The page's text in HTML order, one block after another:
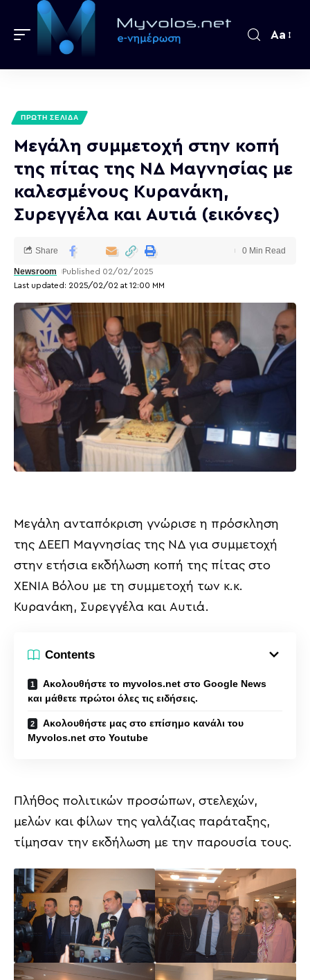
Aa
ΠΡΩΤΗ ΣΕΛΙΔΑ
Μεγάλη συμμετοχή στην κοπή
της πίτας της ΝΔ Μαγνησίας με
καλεσμένους Κυρανάκη,
Συρεγγέλα και Αυτιά (εικόνες)
Last updated: 2025/02/02 at 12:00 ΜΜ
Newsroom Published 02/02/2025
Share 0 Min Read
Μεγάλη ανταπόκριση γνώρισε η πρόσκληση
της ΔΕΕΠ Μαγνησίας της ΝΔ για συμμετοχή
στην ετήσια εκδήλωση κοπή της πίτας στο
XENIA Βόλου με τη συμμετοχή των κ.κ.
Κυρανάκη, Συρεγγέλα και Αυτιά.
Contents
Ακολουθήστε το myvolos.net στο Google News
και μάθετε πρώτοι όλες τις ειδήσεις.
Ακολουθήστε μας στο επίσημο κανάλι του
Myvolos.net στο Youtube
Πλήθος πολιτικών προσώπων, στελεχών,
μελών και φίλων της γαλάζιας παράταξης,
τίμησαν την εκδήλωση με την παρουσία τους.